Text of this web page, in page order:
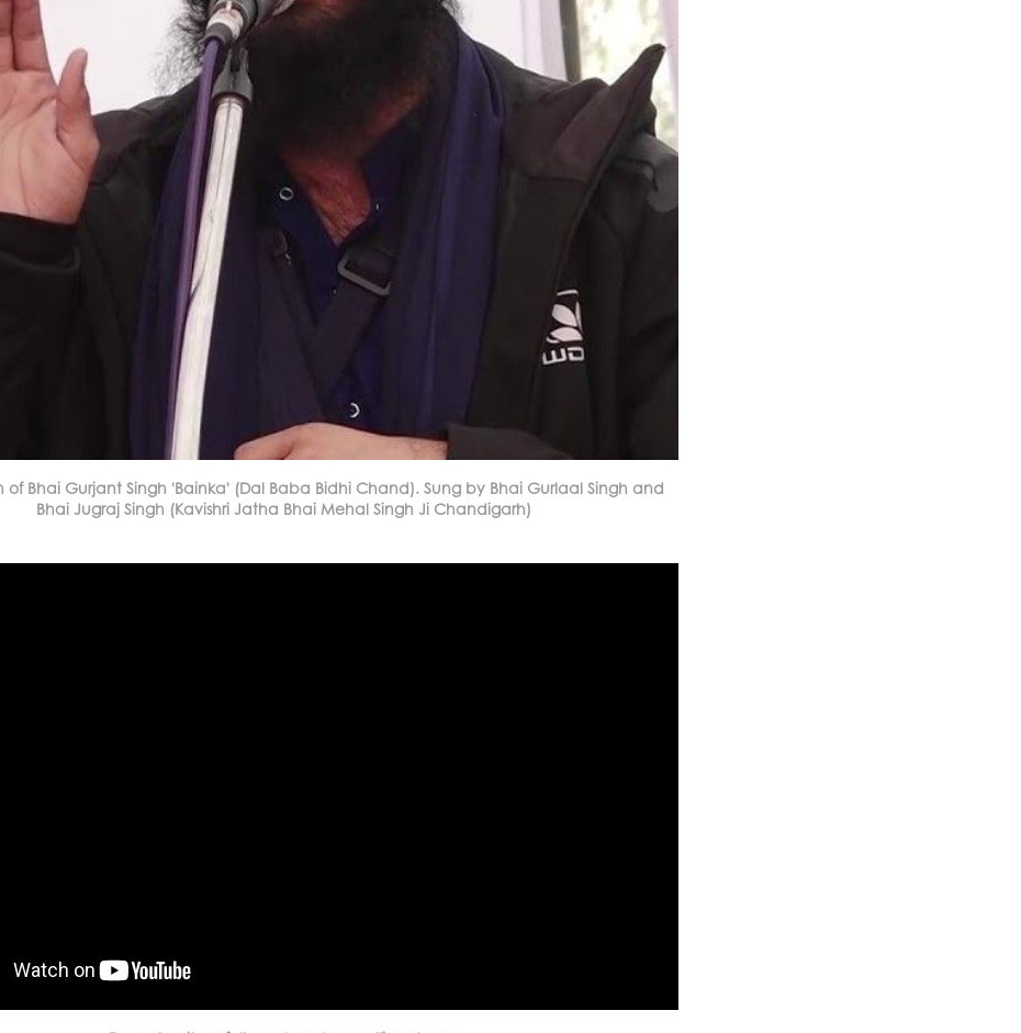
of Bhai Gurjant Singh 'Bainka' (Dal Baba Bidhi Chand). Sung by Bhai Gurlaal Singh and
Bhai Jugraj Singh (Kavishri Jatha Bhai Mehal Singh Ji Chandigarh)